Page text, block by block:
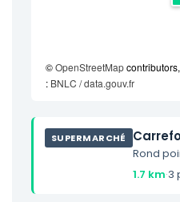
©OpenStreetMapcontributors,
: BNLC / data.gouv.fr
SUPERMARCHÉ
Rond
1.7 km·3